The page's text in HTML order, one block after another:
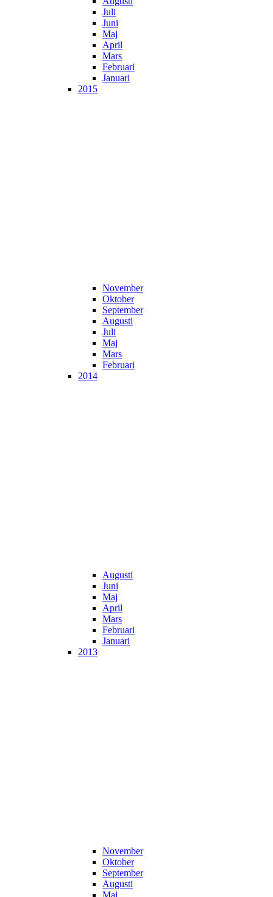
Juli
Juni
Maj
April
Mars
Februari
Januari
2015
November
Oktober
September
Augusti
Juli
Maj
Mars
Februari
2014
Augusti
Juni
Maj
April
Mars
Februari
Januari
2013
November
Oktober
September
Augusti
Maj